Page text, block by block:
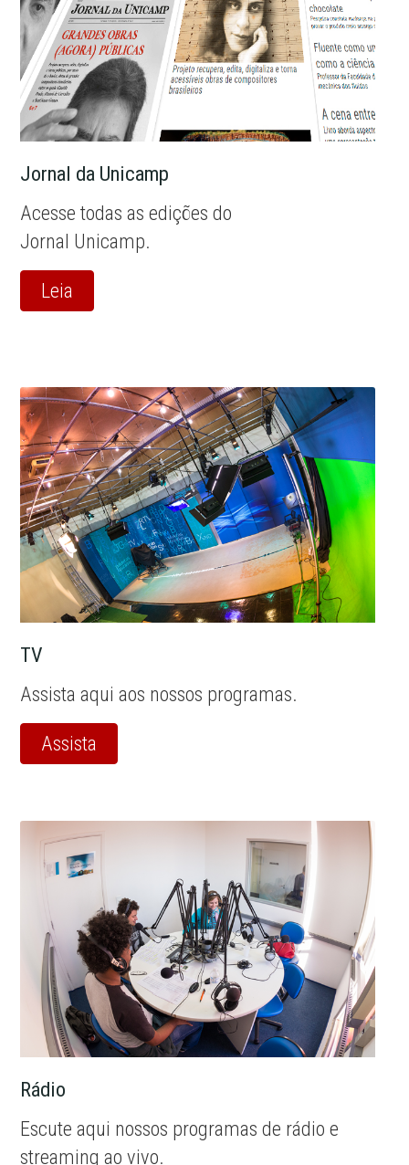
Jornal da Unicamp
Acesse todas as edições do
Jornal Unicamp.
Leia
TV
Assista aqui aos nossos programas.
Assista
Rádio
Escute aqui nossos programas de rádio e
streaming ao vivo.